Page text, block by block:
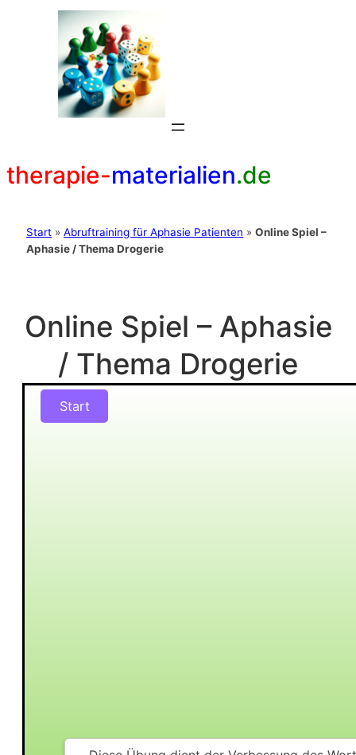
therapie-materialien.de
Start »Abruftraining für Aphasie Patienten »Online Spiel –
Aphasie / Thema Drogerie
Online Spiel – Aphasie
/ Thema Drogerie
Start